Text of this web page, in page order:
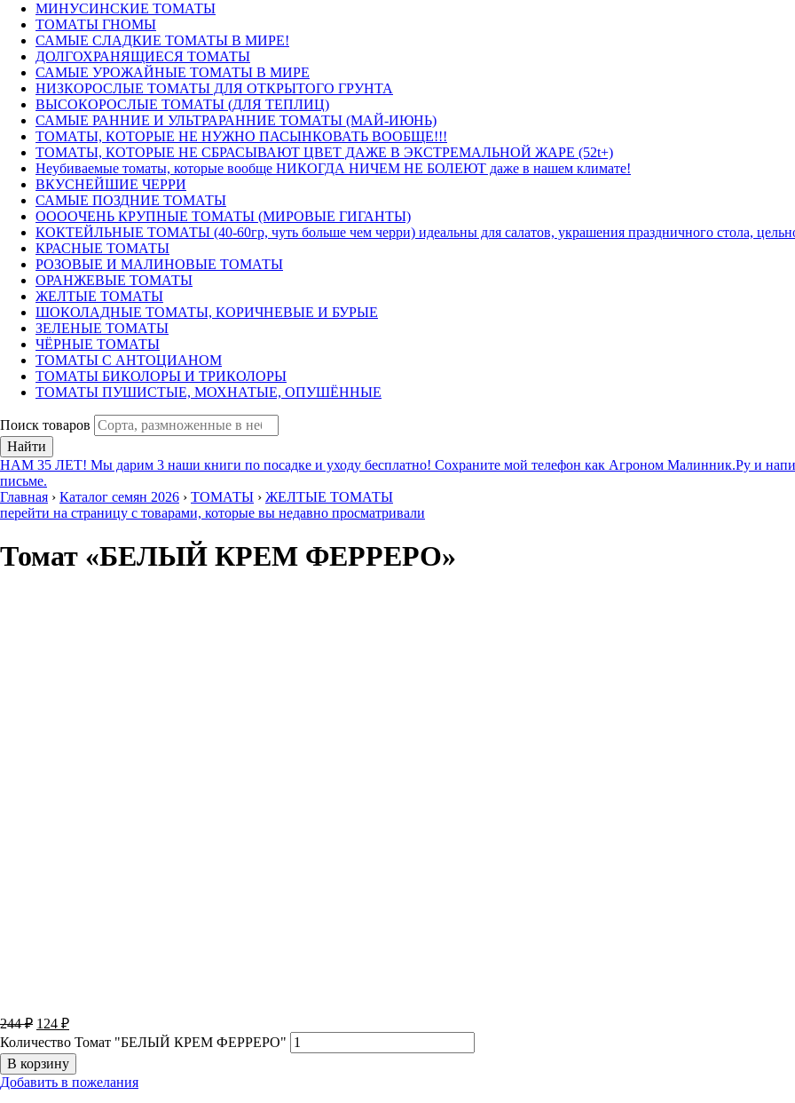
МИНУСИНСКИЕ ТОМАТЫ
ТОМАТЫ ГНОМЫ
САМЫЕ СЛАДКИЕ ТОМАТЫ В МИРЕ!
ДОЛГОХРАНЯЩИЕСЯ ТОМАТЫ
САМЫЕ УРОЖАЙНЫЕ ТОМАТЫ В МИРЕ
НИЗКОРОСЛЫЕ ТОМАТЫ ДЛЯ ОТКРЫТОГО ГРУНТА
ВЫСОКОРОСЛЫЕ ТОМАТЫ (ДЛЯ ТЕПЛИЦ)
САМЫЕ РАННИЕ И УЛЬТРАРАННИЕ ТОМАТЫ (МАЙ-ИЮНЬ)
ТОМАТЫ, КОТОРЫЕ НЕ НУЖНО ПАСЫНКОВАТЬ ВООБЩЕ!!!
ТОМАТЫ, КОТОРЫЕ НЕ СБРАСЫВАЮТ ЦВЕТ ДАЖЕ В ЭКСТРЕМАЛЬНОЙ ЖАРЕ (52t+)
Неубиваемые томаты, которые вообще НИКОГДА НИЧЕМ НЕ БОЛЕЮТ даже в нашем климате!
ВКУСНЕЙШИЕ ЧЕРРИ
САМЫЕ ПОЗДНИЕ ТОМАТЫ
ООООЧЕНЬ КРУПНЫЕ ТОМАТЫ (МИРОВЫЕ ГИГАНТЫ)
КОКТЕЙЛЬНЫЕ ТОМАТЫ (40-60гр, чуть больше чем черри) идеальны для салатов, украшения праздничного стола,
КРАСНЫЕ ТОМАТЫ
РОЗОВЫЕ И МАЛИНОВЫЕ ТОМАТЫ
ОРАНЖЕВЫЕ ТОМАТЫ
ЖЕЛТЫЕ ТОМАТЫ
ШОКОЛАДНЫЕ ТОМАТЫ, КОРИЧНЕВЫЕ И БУРЫЕ
ЗЕЛЕНЫЕ ТОМАТЫ
ЧЁРНЫЕ ТОМАТЫ
ТОМАТЫ С АНТОЦИАНОМ
ТОМАТЫ БИКОЛОРЫ И ТРИКОЛОРЫ
ТОМАТЫ ПУШИСТЫЕ, МОХНАТЫЕ, ОПУШЁННЫЕ
Поиск товаров
Найти
НАМ 35 ЛЕТ! Мы дарим 3 наши книги по посадке и уходу бесплатно! Сохраните мой телефон как Агроном Малинник.Ру и
письме.
Главная › Каталог семян 2026 › ТОМАТЫ › ЖЕЛТЫЕ ТОМАТЫ
перейти на страницу с товарами, которые вы недавно просматривали
Томат «БЕЛЫЙ КРЕМ ФЕРРЕРО»
244₽ 124 ₽
Количество Томат "БЕЛЫЙ КРЕМ ФЕРРЕРО"
В корзину
Добавить в пожелания